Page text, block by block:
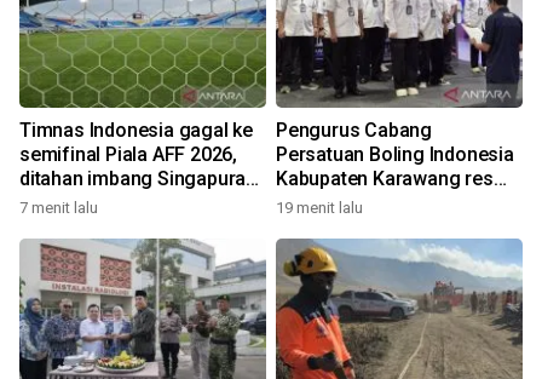
Timnas Indonesia gagal ke
semifinal Piala AFF 2026,
ditahan imbang Singapura
1-1
7 menit lalu
Pengurus Cabang
Persatuan Boling Indonesia
Kabupaten Karawang resmi
terbentuk
19 menit lalu